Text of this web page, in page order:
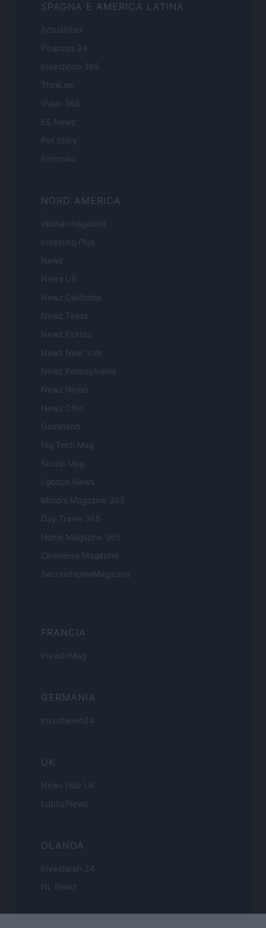
SPAGNA E AMERICA LATINA
Actualidad
Finanzas 24
Investindo 365
Think.es
Viajar 365
ES Newz
Pet Story
Encocina
NORD AMERICA
Womanmagazine
Investing Plus
Newz
Newz US
Newz California
Newz Texas
Newz Florida
Newz New York
Newz Pennsylvania
Newz Illinois
Newz Ohio
Gameland
Hig Tech Mag
Scoop Mag
Lgbtqia News
Motors Magazine 365
Day Travel 365
Home Magazine 365
Cineverse Magazine
SecondHomeMagazine
FRANCIA
InvestirMag
GERMANIA
Investieren24
UK
News Hub UK
Lgbtq News
OLANDA
Investeren 24
NL Newz